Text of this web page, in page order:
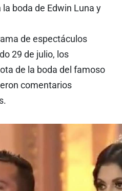
boda de Edwin Luna y
de espectáculos
29 de julio, los
de la boda del famoso
comentarios